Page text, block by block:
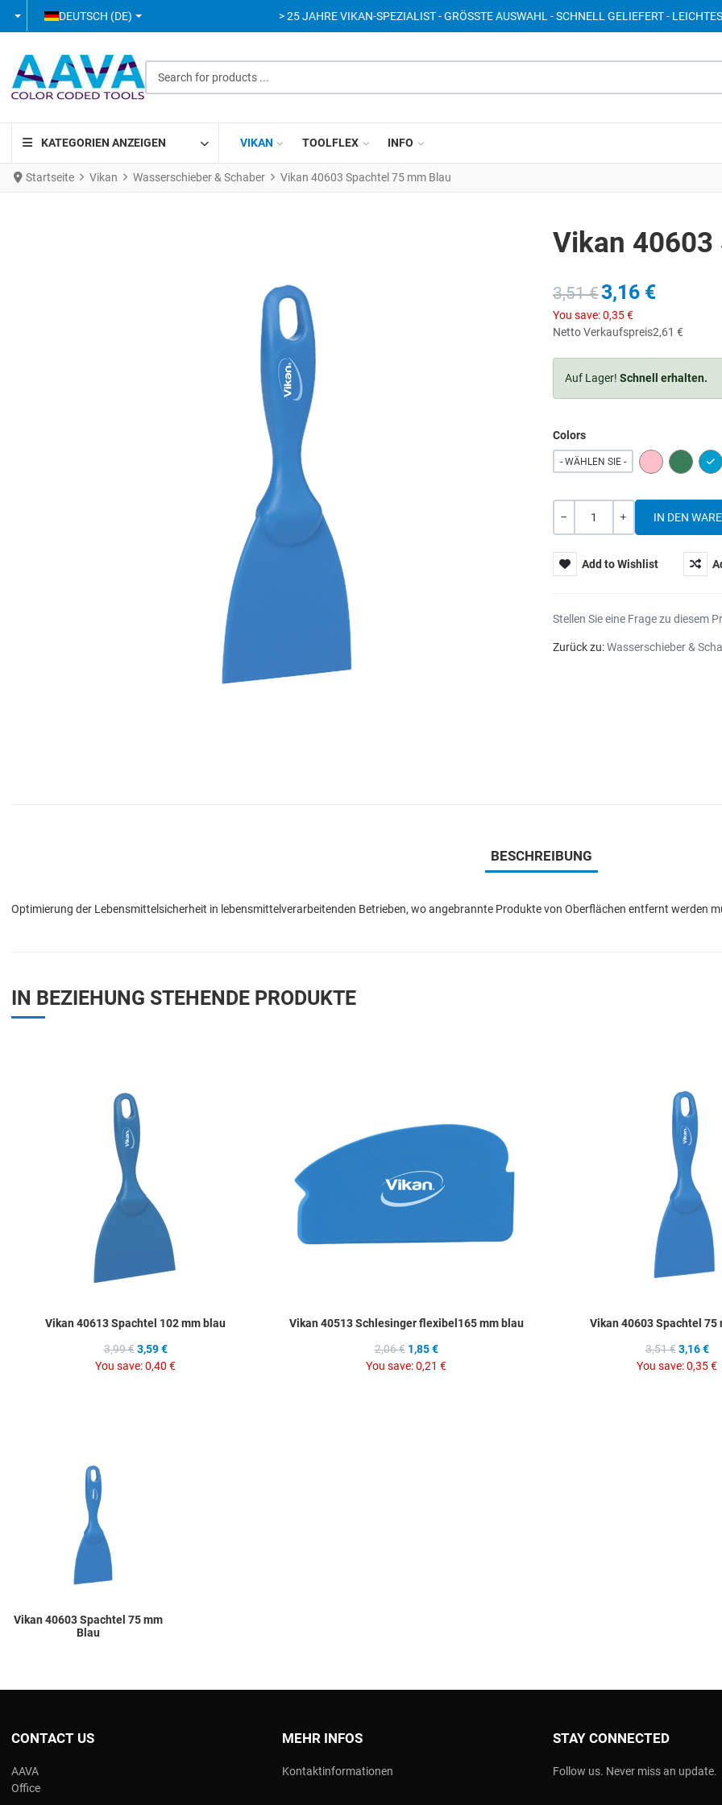
SPRACHE AUSWÄHLEN
DEUTSCH (DE) > 25 JAHRE VIKAN-SPEZIALIST - GRÖSSTE AUSWAHL - SCHNELL GELIEFERT -
KATEGORIEN ANZEIGEN VIKAN TOOLFLEX INFO
Startseite Vikan Wasserschieber & Schaber Vikan 40603 Spachtel 75 mm Blau
Vikan 40603
3,51 €3,16 €
You save:0,35 €
Netto Verkaufspreis2,61 €
Auf Lager! Schnell erhalten.
Colors
- WÄHLEN SIE - PINK GREEN
Add to Wishlist
Stellen Sie eine Frage zu diesem
Zurück zu:Wasserschieber &
BESCHREIBUNG
Optimierung der Lebensmittelsicherheit in lebensmittelverarbeitenden Betrieben, wo angebrannte Produkte von Oberflächen entfernt werden
IN BEZIEHUNG STEHENDE PRODUKTE
Vikan 40613 Spachtel 102 mm blau
3,99 € 3,59 €
You save:0,40 €
Vikan 40513 Schlesinger flexibel165 mm blau
2,06 € 1,85 €
You save:0,21 €
Vikan 40603 Spachtel 75
3,51 € 3,16 €
You save:0,35 €
Vikan 40603 Spachtel 75 mm
Blau
CONTACT US
AAVA
Office
MEHR INFOS
Kontaktinformationen
STAY CONNECTED
Follow us. Never miss an update.